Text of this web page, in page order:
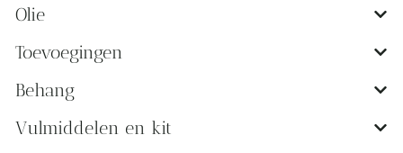
Olie
Toevoegingen
Behang
Vulmiddelen en kit